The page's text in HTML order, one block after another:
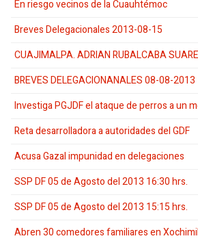
En riesgo vecinos de la Cuauhtémoc
Breves Delegacionales 2013-08-15
CUAJIMALPA. ADRIAN RUBALCABA
BREVES DELEGACIONANALES 08-08-2013
Investiga PGJDF el ataque de perros a un
Reta desarrolladora a autoridades del GDF
Acusa Gazal impunidad en delegaciones
SSP DF 05 de Agosto del 2013 16:30 hrs.
SSP DF 05 de Agosto del 2013 15:15 hrs.
Abren 30 comedores familiares en